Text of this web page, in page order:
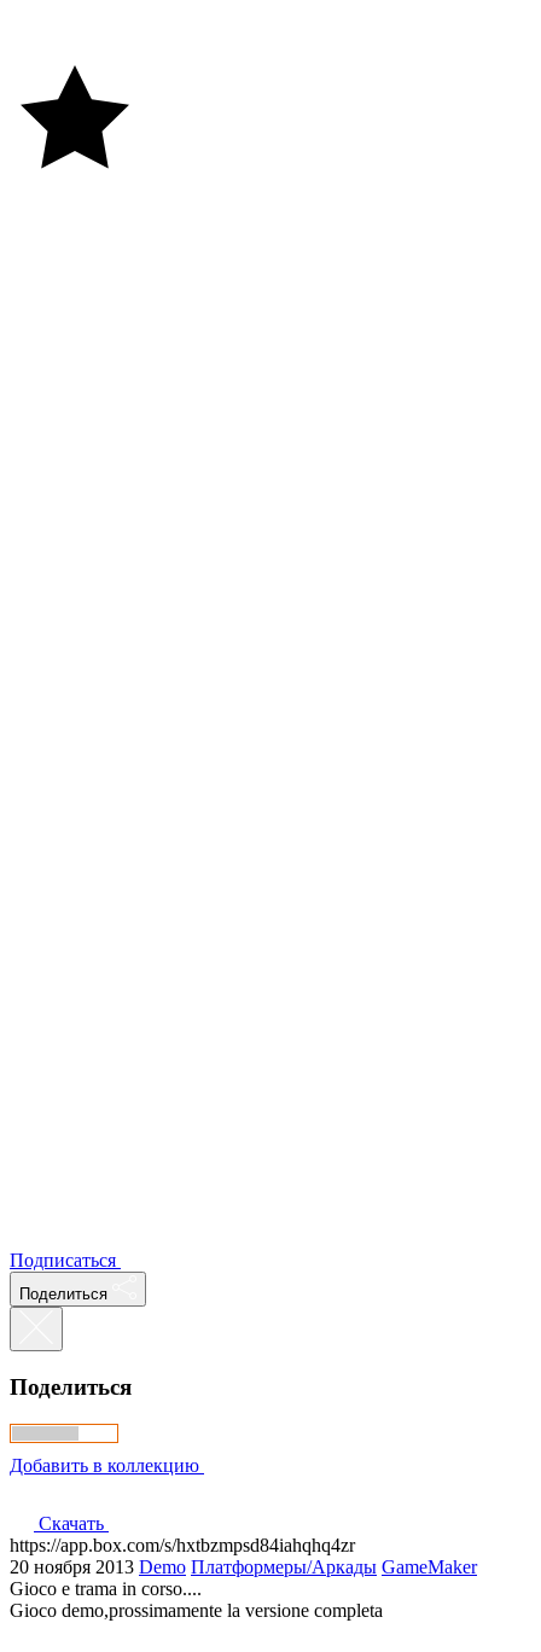
Подписаться
Поделиться
Поделиться
Добавить в коллекцию
Скачать
https://app.box.com/s/hxtbzmpsd84iahqhq4zr
20 ноября 2013 Demo Платформеры/Аркады GameMaker
Gioco e trama in corso....
Gioco demo,prossimamente la versione completa